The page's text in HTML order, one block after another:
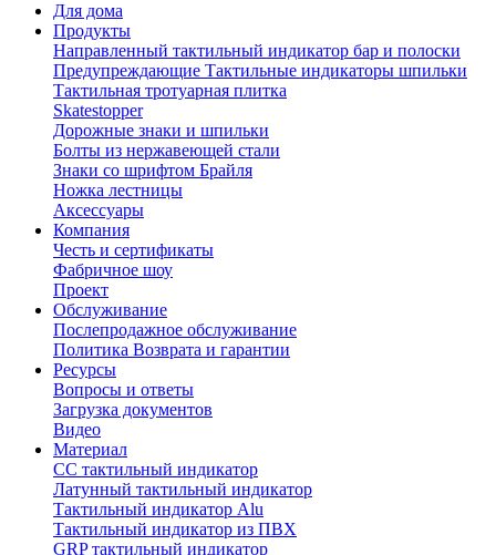
Для дома
Продукты
Направленный тактильный индикатор бар и полоски
Предупреждающие Тактильные индикаторы шпильки
Тактильная тротуарная плитка
Skatestopper
Дорожные знаки и шпильки
Болты из нержавеющей стали
Знаки со шрифтом Брайля
Ножка лестницы
Аксессуары
Компания
Честь и сертификаты
Фабричное шоу
Проект
Обслуживание
Послепродажное обслуживание
Политика Возврата и гарантии
Ресурсы
Вопросы и ответы
Загрузка документов
Видео
Материал
СС тактильный индикатор
Латунный тактильный индикатор
Тактильный индикатор Alu
Тактильный индикатор из ПВХ
GRP тактильный индикатор